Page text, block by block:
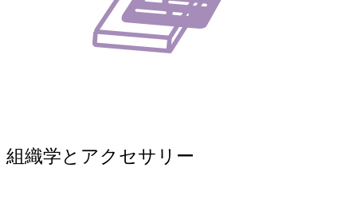
組織学とアクセサリー